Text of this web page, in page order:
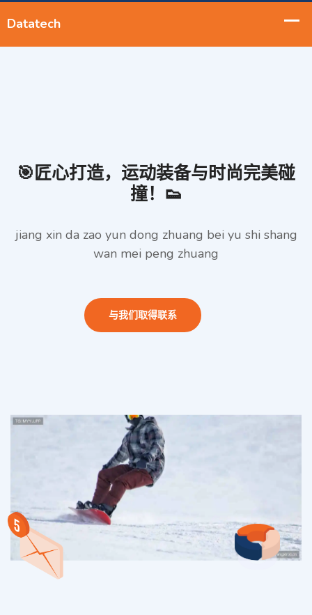
🎯匠心打造，运动装备与时尚完美碰
撞！👟
jiang xin da zao yun dong zhuang bei yu shi shang
wan mei peng zhuang
与我们取得联系